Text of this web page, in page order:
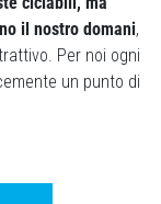
il nostro domani,
Per noi ogni
un punto di